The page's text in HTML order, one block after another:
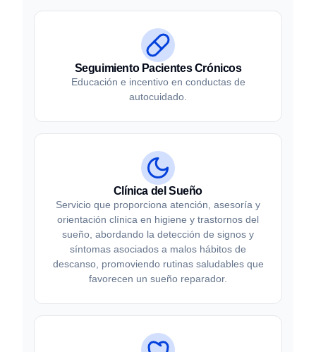
Seguimiento Pacientes Crónicos
Educación e incentivo en conductas de
autocuidado.
Clínica del Sueño
Servicio que proporciona atención, asesoría y
orientación clínica en higiene y trastornos del
sueño, abordando la detección de signos y
síntomas asociados a malos hábitos de
descanso, promoviendo rutinas saludables que
favorecen un sueño reparador.